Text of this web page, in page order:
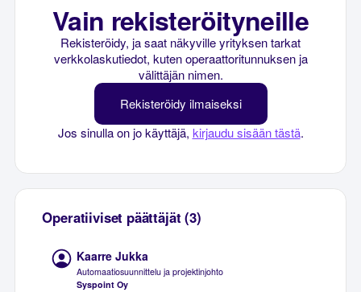
Vain rekisteröityneille
Rekisteröidy, ja saat näkyville yrityksen tarkat
verkkolaskutiedot, kuten operaattoritunnuksen ja
välittäjän nimen.
Rekisteröidy ilmaiseksi
Jos sinulla on jo käyttäjä, kirjaudu sisään tästä.
Operatiiviset päättäjät (3)
Kaarre Jukka
Automaatiosuunnittelu ja projektinjohto
Syspoint Oy